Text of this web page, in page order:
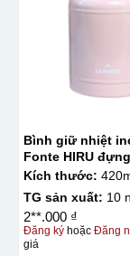
Bình giữ nhiệt
Fonte HIRU đựng thức ăn
420 ml – 012348
Kích thước:
TG sản xuất: 10
2**.000 ₫
Đăng kýhoặc Đăng
giá